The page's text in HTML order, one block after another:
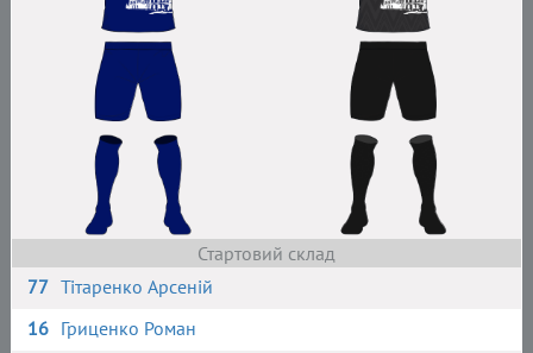
Стартовий склад
77 Тітаренко Арсеній
16 Гриценко Роман